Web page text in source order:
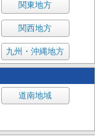
関東地方
関西地方
九州・沖縄地方
道南地域